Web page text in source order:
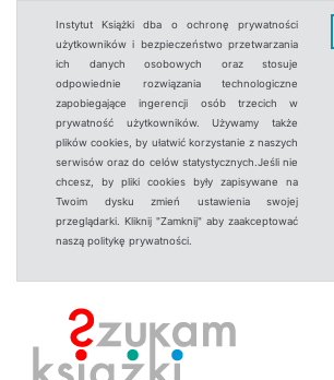
Instytut Książki dba o ochronę prywatności
użytkowników i bezpieczeństwo przetwarzania
ich danych osobowych oraz stosuje
odpowiednie rozwiązania technologiczne
zapobiegające ingerencji osób trzecich w
prywatność użytkowników. Używamy także
plików cookies, by ułatwić korzystanie z naszych
serwisów oraz do celów statystycznych.Jeśli nie
chcesz, by pliki cookies były zapisywane na
Twoim dysku zmień ustawienia swojej
przeglądarki. Kliknij "Zamknij" aby zaakceptować
naszą politykę prywatności.